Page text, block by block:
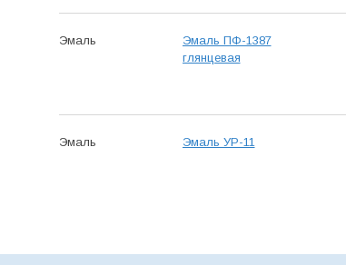
Эмаль
Эмаль ПФ-1387
глянцевая
Эмаль Эмаль УР-11